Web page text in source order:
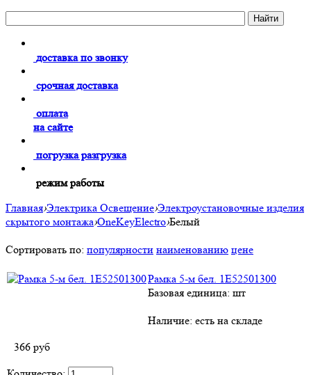
доставка по звонку
срочная доставка
оплата
на сайте
погрузка разгрузка
режим работы
Главная›Электрика Освещение›Электроустановочные изделия
скрытого монтажа›OneKeyElectro›Белый
Сортировать по: популярности наименованию цене
Рамка 5-м бел. 1E52501300
Базовая единица: шт
Наличие: есть на складе
366 руб